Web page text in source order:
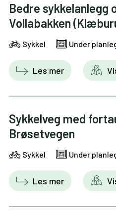
Bedre sykkelanlegg
Vollabakken
Sykkel Under
Les mer
Sykkelveg med
Brøsetvegen
Sykkel Under
Les mer